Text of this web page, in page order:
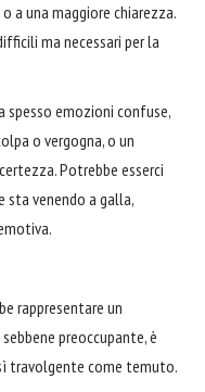
a una maggiore chiarezza.
ma necessari per la
spesso emozioni confuse,
o vergogna, o un
Potrebbe esserci
sta venendo a galla,
rappresentare un
preoccupante, è
travolgente come temuto.